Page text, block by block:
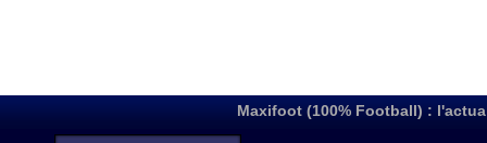
Maxifoot (100% Football) :